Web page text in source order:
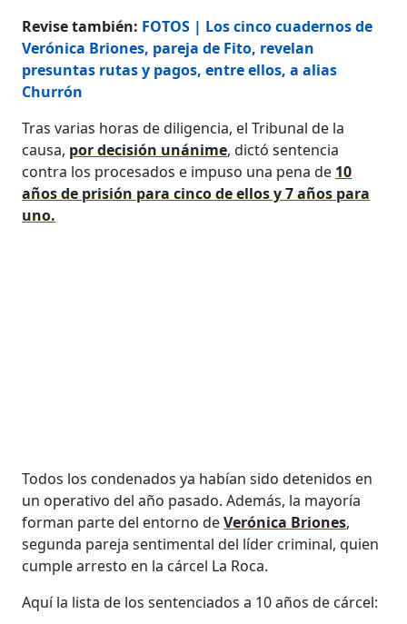
Revise también: FOTOS | Los cinco cuadernos de
Verónica Briones, pareja de Fito, revelan
presuntas rutas y pagos, entre ellos, a alias
Churrón
Tras varias horas de diligencia, el Tribunal de la
causa, por decisión unánime, dictó sentencia
contra los procesados e impuso una pena de 10
años de prisión para cinco de ellos y 7 años para
uno.
Todos los condenados ya habían sido detenidos en
un operativo del año pasado. Además, la mayoría
forman parte del entorno deVerónica Briones,
segunda pareja sentimental del líder criminal, quien
cumple arresto en la cárcel La Roca.
Aquí la lista de los sentenciados a 10 años de cárcel: